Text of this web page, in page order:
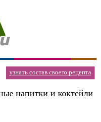
узнать состав своего рецепта
напитки и коктейли